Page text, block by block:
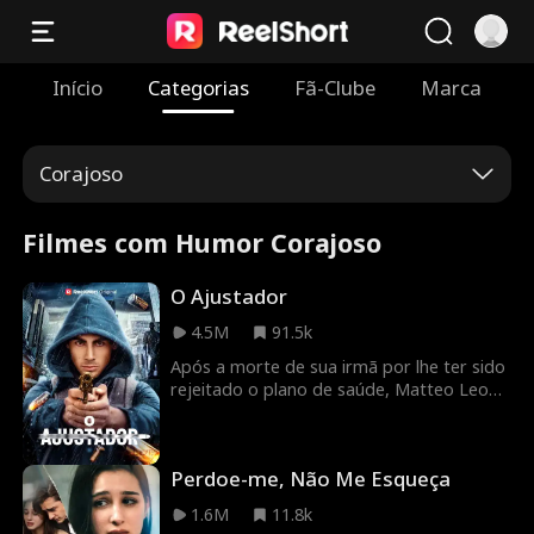
Início Categorias Fã-Clube Marca
Corajoso
Filmes com Humor Corajoso
O Ajustador
4.5M
91.5k
Após a morte de sua irmã por lhe ter sido
rejeitado o plano de saúde, Matteo Leone
sua motivação vai além da vingança: seu
objetivo maior é expor as empresas
corruptas de seguros de saúde que
Perdoe-me, Não Me Esqueça
1.6M
11.8k